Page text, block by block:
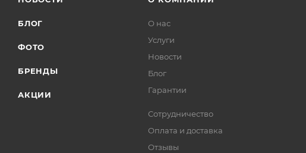
БЛОГ
ФОТО
БРЕНДЫ
АКЦИИ
О нас
Услуги
Новости
Блог
Гарантии
Сотрудничество
Оплата и доставка
Отзывы